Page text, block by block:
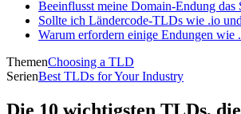
Beeinflusst meine Domain-Endung das
Sollte ich Ländercode-TLDs wie .io
Warum erfordern einige Endungen wie
ThemenChoosing a TLD
SerienBest TLDs for Your Industry
Die 10 wichtigsten TLDs,